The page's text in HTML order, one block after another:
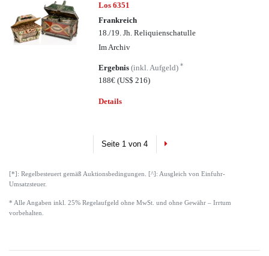
Los 6351
Frankreich
18./19. Jh. Reliquienschatulle
Im Archiv
Ergebnis(inkl. Aufgeld)*
188€(US$ 216)
Details
Seite 1 von 4 Next
[*]: Regelbesteuert gemäß Auktionsbedingungen. [^]: Ausgleich von Einfuhr-
Umsatzsteuer.
* Alle Angaben inkl. 25% Regelaufgeld ohne MwSt. und ohne Gewähr – Irrtum
vorbehalten.